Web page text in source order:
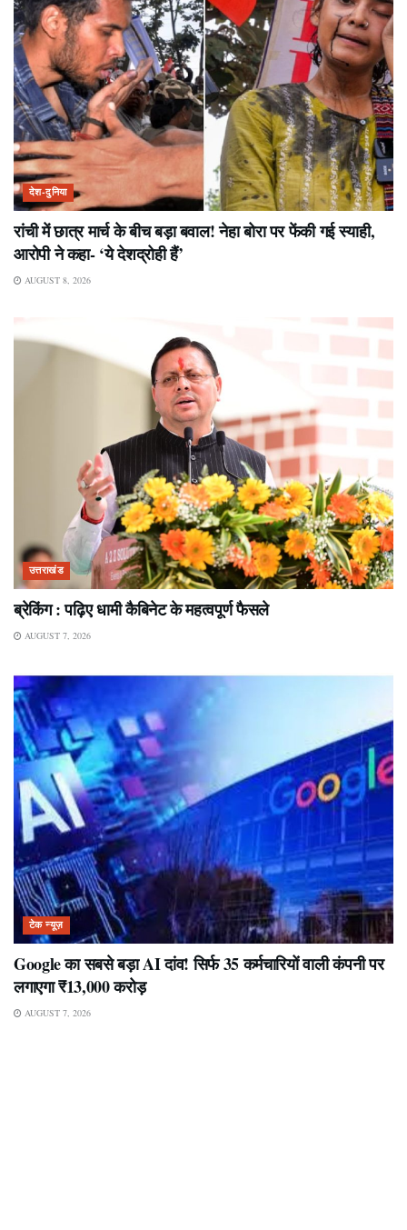
देश-दुनिया
रांची में छात्र मार्च के बीच बड़ा बवाल! नेहा बोरा पर फेंकी गई स्याही,
आरोपी ने कहा- ‘ये देशद्रोही हैं’
AUGUST 8, 2026
उत्तराखंड
ब्रेकिंग : पढ़िए धामी कैबिनेट के महत्वपूर्ण फैसले
AUGUST 7, 2026
टेक न्यूज़
Google का सबसे बड़ा AI दांव! सिर्फ 35 कर्मचारियों वाली कंपनी पर
लगाएगा ₹13,000 करोड़
AUGUST 7, 2026